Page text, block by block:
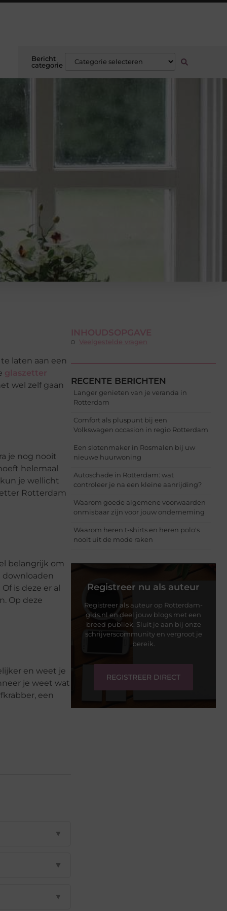
Bericht
categorie
laten aan een
glaszetter
wel zelf gaan
je nog nooit
helemaal
je wellicht
Rotterdam
belangrijk om
downloaden
is deze er al
Op deze
en weet je
je weet wat
een
▼
▼
▼
INHOUDSOPGAVE
Veelgestelde vragen
RECENTE BERICHTEN
Langer genieten van je veranda in
Rotterdam
Comfort als pluspunt bij een
Volkswagen occasion in regio Rotterdam
Een slotenmaker in Rosmalen bij uw
nieuwe huurwoning
Autoschade in Rotterdam: wat
controleer je na een kleine aanrijding?
Waarom goede algemene voorwaarden
onmisbaar zijn voor jouw onderneming
Waarom heren t-shirts en heren polo's
nooit uit de mode raken
Registreer nu als auteur
Registreer als auteur op Rotterdam-
gids.nl en deel jouw blogs met een
breed publiek. Sluit je aan bij onze
schrijverscommunity en vergroot je
bereik.
REGISTREER DIRECT